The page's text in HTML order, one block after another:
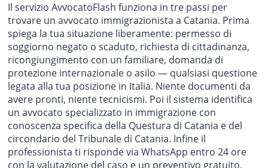
Il servizio AvvocatoFlash funziona in tre passi per
trovare un avvocato immigrazionista a Catania. Prima
spiega la tua situazione liberamente: permesso di
soggiorno negato o scaduto, richiesta di cittadinanza,
ricongiungimento con un familiare, domanda di
protezione internazionale o asilo — qualsiasi questione
legata alla tua posizione in Italia. Niente documenti da
avere pronti, niente tecnicismi. Poi il sistema identifica
un avvocato specializzato in immigrazione con
conoscenza specifica della Questura di Catania e del
circondario del Tribunale di Catania. Infine il
professionista ti risponde via WhatsApp entro 24 ore
con la valutazione del caso e un preventivo gratuito.